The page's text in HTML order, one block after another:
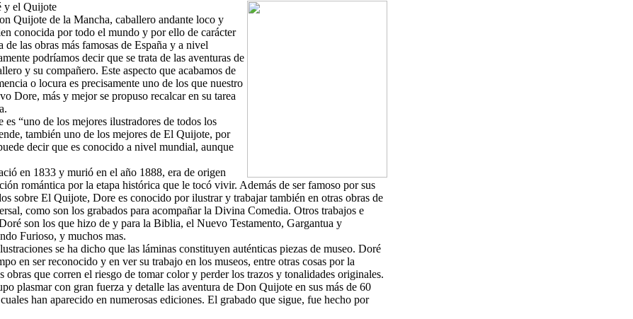
y el Quijote
Quijote de la Mancha, caballero andante loco y
conocida por todo el mundo y por ello de carácter
de las obras más famosas de España y a nivel
podríamos decir que se trata de las aventuras de
y su compañero. Este aspecto que acabamos de
o locura es precisamente uno de los que nuestro
Dore, más y mejor se propuso recalcar en su tarea
es “uno de los mejores ilustradores de todos los
también uno de los mejores de El Quijote, por
decir que es conocido a nivel mundial, aunque
en 1833 y murió en el año 1888, era de origen
romántica por la etapa histórica que le tocó vivir. Además de ser famoso por sus
sobre El Quijote, Dore es conocido por ilustrar y trabajar también en otras obras de
como son los grabados para acompañar la Divina Comedia. Otros trabajos e
son los que hizo de y para la Biblia, el Nuevo Testamento, Gargantua y
Furioso, y muchos mas.
se ha dicho que las láminas constituyen auténticas piezas de museo. Doré
en ser reconocido y en ver su trabajo en los museos, entre otras cosas por la
obras que corren el riesgo de tomar color y perder los trazos y tonalidades originales.
plasmar con gran fuerza y detalle las aventura de Don Quijote en sus más de 60
han aparecido en numerosas ediciones. El grabado que sigue, fue hecho por